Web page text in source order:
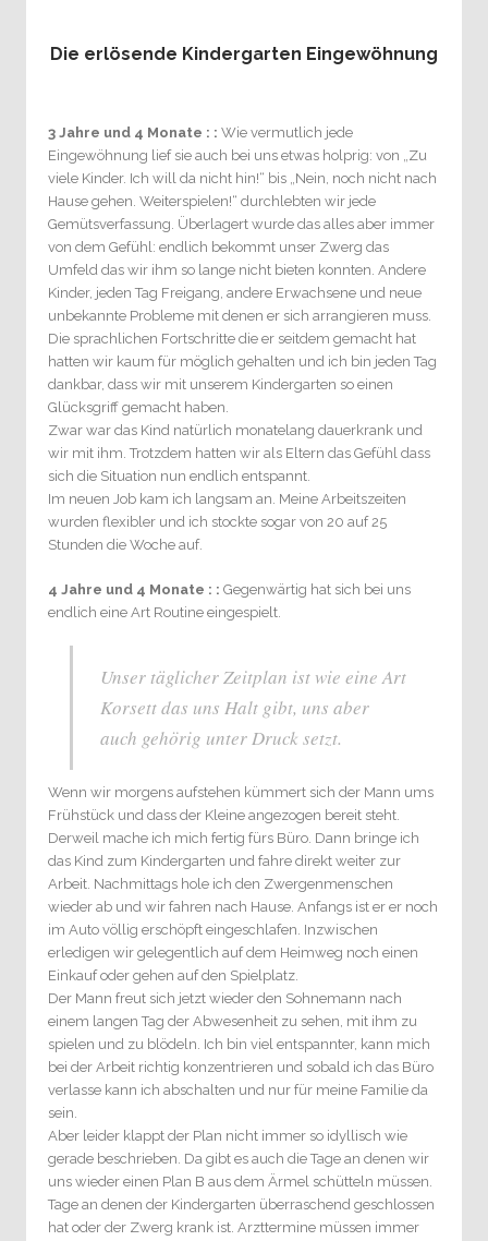
Die erlösende Kindergarten Eingewöhnung
3 Jahre und 4 Monate : : Wie vermutlich jede
Eingewöhnung lief sie auch bei uns etwas holprig: von „Zu
viele Kinder. Ich will da nicht hin!“ bis „Nein, noch nicht nach
Hause gehen. Weiterspielen!“ durchlebten wir jede
Gemütsverfassung. Überlagert wurde das alles aber immer
von dem Gefühl: endlich bekommt unser Zwerg das
Umfeld das wir ihm so lange nicht bieten konnten. Andere
Kinder, jeden Tag Freigang, andere Erwachsene und neue
unbekannte Probleme mit denen er sich arrangieren muss.
Die sprachlichen Fortschritte die er seitdem gemacht hat
hatten wir kaum für möglich gehalten und ich bin jeden Tag
dankbar, dass wir mit unserem Kindergarten so einen
Glücksgriff gemacht haben.
Zwar war das Kind natürlich monatelang dauerkrank und
wir mit ihm. Trotzdem hatten wir als Eltern das Gefühl dass
sich die Situation nun endlich entspannt.
Im neuen Job kam ich langsam an. Meine Arbeitszeiten
wurden flexibler und ich stockte sogar von 20 auf 25
Stunden die Woche auf.
4 Jahre und 4 Monate : : Gegenwärtig hat sich bei uns
endlich eine Art Routine eingespielt.
Unser täglicher Zeitplan ist wie eine Art
Korsett das uns Halt gibt, uns aber
auch gehörig unter Druck setzt.
Wenn wir morgens aufstehen kümmert sich der Mann ums
Frühstück und dass der Kleine angezogen bereit steht.
Derweil mache ich mich fertig fürs Büro. Dann bringe ich
das Kind zum Kindergarten und fahre direkt weiter zur
Arbeit. Nachmittags hole ich den Zwergenmenschen
wieder ab und wir fahren nach Hause. Anfangs ist er er noch
im Auto völlig erschöpft eingeschlafen. Inzwischen
erledigen wir gelegentlich auf dem Heimweg noch einen
Einkauf oder gehen auf den Spielplatz.
Der Mann freut sich jetzt wieder den Sohnemann nach
einem langen Tag der Abwesenheit zu sehen, mit ihm zu
spielen und zu blödeln. Ich bin viel entspannter, kann mich
bei der Arbeit richtig konzentrieren und sobald ich das Büro
verlasse kann ich abschalten und nur für meine Familie da
sein.
Aber leider klappt der Plan nicht immer so idyllisch wie
gerade beschrieben. Da gibt es auch die Tage an denen wir
uns wieder einen Plan B aus dem Ärmel schütteln müssen.
Tage an denen der Kindergarten überraschend geschlossen
hat oder der Zwerg krank ist. Arzttermine müssen immer